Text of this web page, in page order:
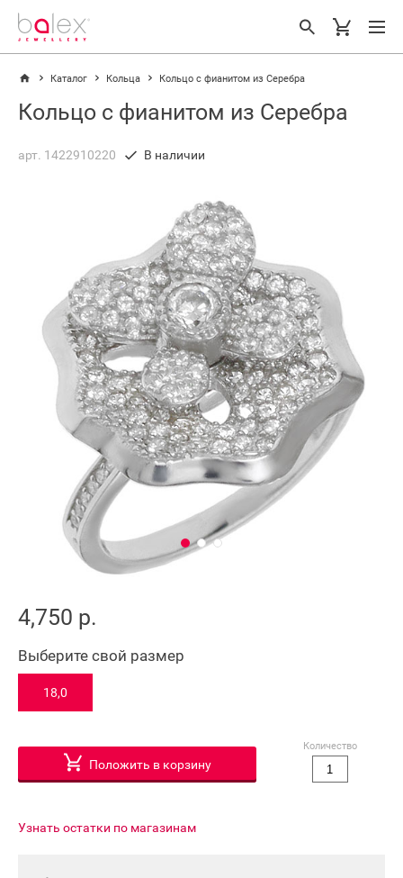
Каталог Кольца Кольцо с фианитом из Серебра
Кольцо с фианитом из Серебра
арт. 1422910220 В наличии
4,750 р.
Выберите свой размер
18,0
Положить в корзину
Количество
Узнать остатки по магазинам